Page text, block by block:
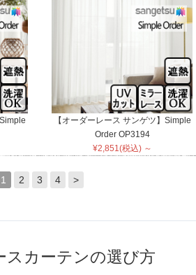
【オーダーレース サンゲツ】Simple
Order OP3194
¥2,851(税込) ～
1 2 3 4 >
スカーテンの選び方